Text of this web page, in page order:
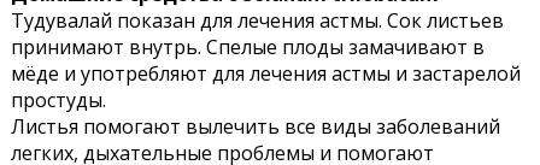
Тудувалай показан для лечения астмы. Сок листьев
принимают внутрь. Спелые плоды замачивают в
мёде и употребляют для лечения астмы и застарелой
простуды.
Листья помогают вылечить все виды заболеваний
легких, дыхательные проблемы и помогают